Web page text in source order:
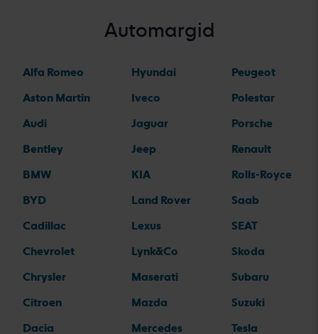
Automargid
Alfa Romeo
Aston Martin
Audi
Bentley
BMW
BYD
Cadillac
Chevrolet
Chrysler
Citroen
Dacia
Hyundai
Iveco
Jaguar
Jeep
KIA
Land Rover
Lexus
Lynk&Co
Maserati
Mazda
Mercedes
Peugeot
Polestar
Porsche
Renault
Rolls-Royce
Saab
SEAT
Skoda
Subaru
Suzuki
Tesla